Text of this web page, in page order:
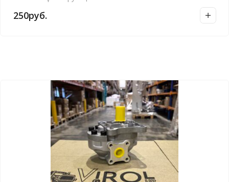
250руб.